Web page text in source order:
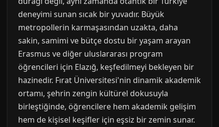
deneyimi sunan sıcak bir yuvadır. Büyük
metropollerin karmaşasından uzakta, daha
sakin, samimi ve bütçe dostu bir yaşam arayan
Erasmus ve diğer uluslararası program
öğrencileri için Elazığ, keşfedilmeyi bekleyen bir
hazinedir. Fırat Üniversitesi'nin dinamik akademik
ortamı, şehrin zengin kültürel dokusuyla
birleştiğinde, öğrencilere hem akademik gelişim
hem de kişisel keşifler için eşsiz bir zemin sunar.